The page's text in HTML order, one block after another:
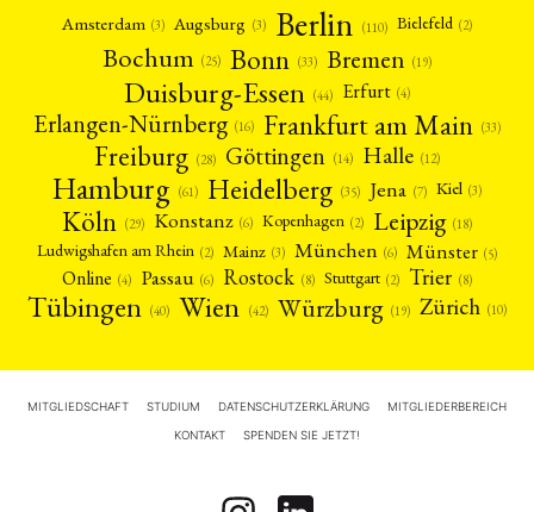
Amsterdam (3) Augsburg (3) Berlin (110) Bielefeld (2)
Bochum (25) Bonn (33) Bremen (19)
Duisburg-Essen (44) Erfurt (4)
Erlangen-Nürnberg (16) Frankfurt am Main (33)
Freiburg (28) Göttingen (14) Halle (12)
Hamburg (61) Heidelberg (35) Jena (7) Kiel (3)
Köln (29) Konstanz (6) Kopenhagen (2) Leipzig (18)
Ludwigshafen am Rhein (2) Mainz (3) München (6) Münster (5)
Online (4) Passau (6) Rostock (8) Stuttgart (2) Trier (8)
Tübingen (40) Wien (42) Würzburg (19) Zürich (10)
MITGLIEDSCHAFT STUDIUM DATENSCHUTZERKLÄRUNG MITGLIEDERBEREICH
KONTAKT SPENDEN SIE JETZT!